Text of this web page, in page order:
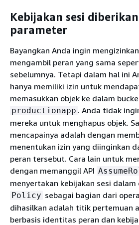
Kebijakan sesi
parameter
Bayangkan Anda ingin
mengambil peran yang sama
sebelumnya. Tetapi dalam hal ini
hanya memiliki izin untuk
memasukkan objek ke dalam
productionapp . Anda tidak
mereka untuk menghapus objek.
mencapainya adalah dengan
menentukan izin yang diinginkan
peran tersebut. Cara lain untuk
dengan memanggil API
menyertakan kebijakan sesi
Policy sebagai bagian dari
dihasilkan adalah titik pertemuan
berbasis identitas peran dan